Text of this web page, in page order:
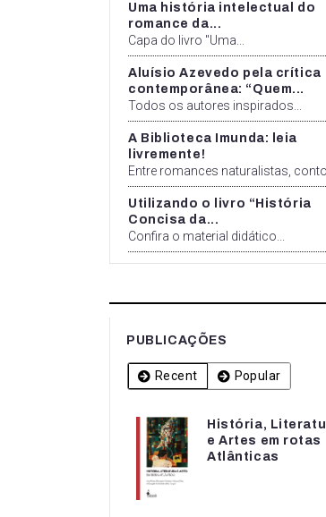
Uma história intelectual do
romance da...
Capa do livro "Uma...
Aluísio Azevedo pela crítica
contemporânea: “Quem...
Todos os autores inspirados...
A Biblioteca Imunda: leia
livremente!
Entre romances naturalistas,
Utilizando o livro “História
Concisa da...
Confira o material didático...
PUBLICAÇÕES
Recent Popular
História,
e Artes em rotas
Atlânticas
História,
e Artes em